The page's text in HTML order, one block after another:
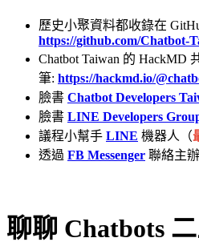
歷史小聚資料都收錄在
https://github.com/Chatbot-
Chatbot Taiwan 的 HackMD
筆: https://hackmd.io/
臉書 Chatbot Developers
臉書 LINE Developers
議程小幫手 LINE 機器人（
透過 FB Messenger 聯絡主
聊聊 Chatbots